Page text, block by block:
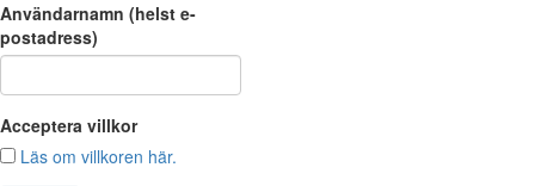
Användarnamn (helst e-
postadress)
Acceptera villkor
Läs om villkoren här.